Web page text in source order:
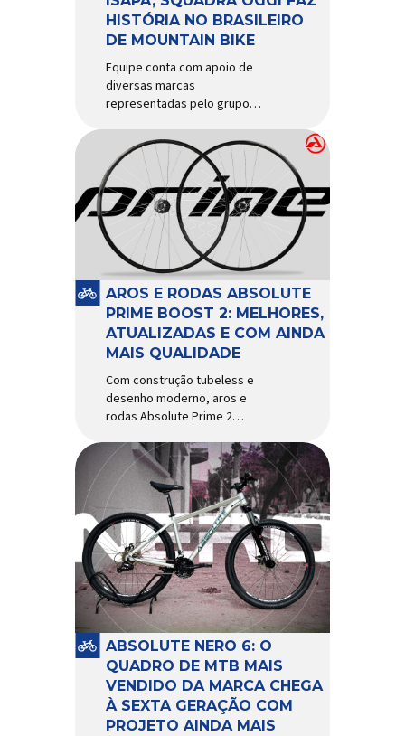
HISTÓRIA NO BRASILEIRO
DE MOUNTAIN BIKE
Equipe conta com apoio de
diversas marcas
representadas pelo grupo
Finish Lline, Park Tool, Protaper
e Zéfal Histórico. Assim pode
ser definida a participação da
Squadra Oggi no Campeonato
Brasileiro de Mountain Bike
2026, realizado em São José
dos Campos-SP entre os dias
23 e 26 de julho. Com cinco […]
AROS E RODAS ABSOLUTE
PRIME BOOST 2: MELHORES,
ATUALIZADAS E COM AINDA
MAIS QUALIDADE
Com construção tubeless e
desenho moderno, aros e
rodas Absolute Prime 2
diversas melhorias No
mercado brasileiro há alguns
anos, os aros e as rodas
Absolute Prime chegaram
como uma opção para pilotos
de cross country e trail em
busca de alto desempenho e
preço realmente competitivo.
Para isso, a marca […]
ABSOLUTE NERO 6: O
QUADRO DE MTB MAIS
VENDIDO DA MARCA CHEGA
À SEXTA GERAÇÃO COM
PROJETO AINDA MAIS